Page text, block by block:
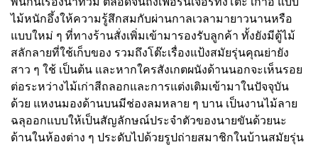
ไม้หนักอึ้งให้ความรู้สึกสมกับผ่านกาลเวลามายาวนานหรือ
แบบใหม่ ๆ ที่ทางร้านสั่งเพิ่มเข้ามารองรับลูกค้า ทั้งยังมีตู้ไม้
สลักลายที่ใช้เก็บของ รวมถึงโต๊ะเรื่องแป้งสมัยรุ่นคุณย่ายัง
สาว ๆ ใช้ เป็นต้น และหากใครสังเกตผนังด้านนอกจะเห็นรอย
ต่อระหว่างไม้เก่าสีถลอกและการแต่งเติมเข้ามาในปัจจุบัน
ด้วย แหงนมองด้านบนมีช่องลมหลาย ๆ บาน เป็นงานไม้ลาย
ฉลุออกแบบให้เป็นสัญลักษณ์ประจำตัวของนายขันด้วยนะ
ด้านในห้องต่าง ๆ ประดับไปด้วยรูปถ่ายสมาชิกในบ้านสมัยรุ่น